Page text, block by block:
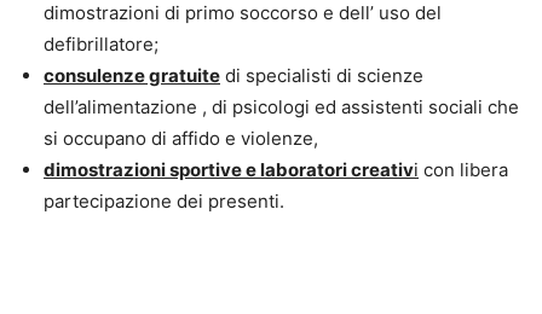
dimostrazioni di primo soccorso e dell’ uso del
defibrillatore;
consulenze gratuite di specialisti di scienze
dell’alimentazione , di psicologi ed assistenti sociali che
si occupano di affido e violenze,
dimostrazioni sportive e laboratori creativi con libera
partecipazione dei presenti.